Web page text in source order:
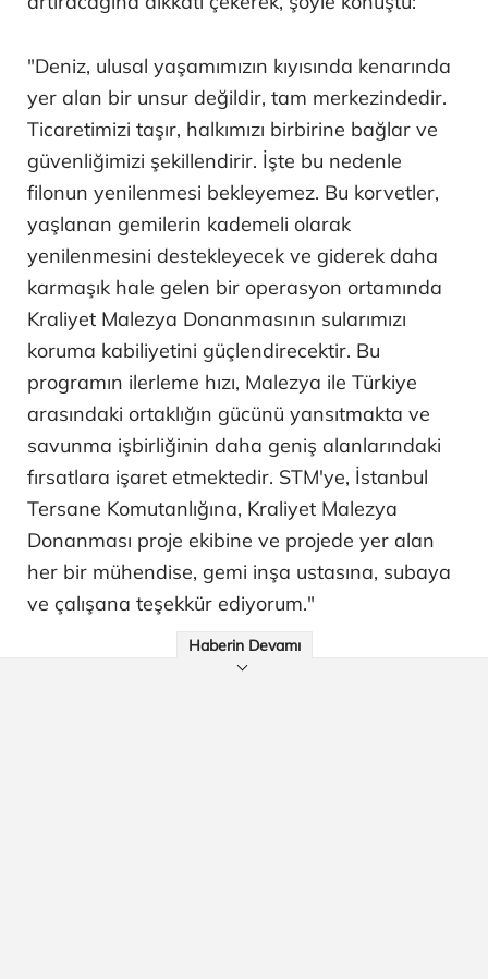
"Deniz, ulusal yaşamımızın kıyısında kenarında
yer alan bir unsur değildir, tam merkezindedir.
Ticaretimizi taşır, halkımızı birbirine bağlar ve
güvenliğimizi şekillendirir. İşte bu nedenle
filonun yenilenmesi bekleyemez. Bu korvetler,
yaşlanan gemilerin kademeli olarak
yenilenmesini destekleyecek ve giderek daha
karmaşık hale gelen bir operasyon ortamında
Kraliyet Malezya Donanmasının sularımızı
koruma kabiliyetini güçlendirecektir. Bu
programın ilerleme hızı, Malezya ile Türkiye
arasındaki ortaklığın gücünü yansıtmakta ve
savunma işbirliğinin daha geniş alanlarındaki
fırsatlara işaret etmektedir. STM'ye, İstanbul
Tersane Komutanlığına, Kraliyet Malezya
Donanması proje ekibine ve projede yer alan
her bir mühendise, gemi inşa ustasına, subaya
ve çalışana teşekkür ediyorum."
Haberin Devamı